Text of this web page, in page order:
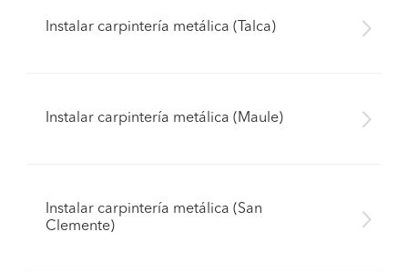
Instalar carpintería metálica (Talca)
Instalar carpintería metálica (Maule)
Instalar carpintería metálica (San
Clemente)